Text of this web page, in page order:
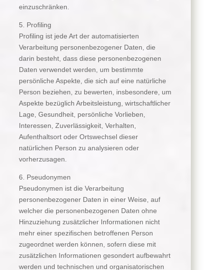
einzuschränken.
5. Profiling
Profiling ist jede Art der automatisierten
Verarbeitung personenbezogener Daten, die
darin besteht, dass diese personenbezogenen
Daten verwendet werden, um bestimmte
persönliche Aspekte, die sich auf eine natürliche
Person beziehen, zu bewerten, insbesondere, um
Aspekte bezüglich Arbeitsleistung, wirtschaftlicher
Lage, Gesundheit, persönliche Vorlieben,
Interessen, Zuverlässigkeit, Verhalten,
Aufenthaltsort oder Ortswechsel dieser
natürlichen Person zu analysieren oder
vorherzusagen.
6. Pseudonymen
Pseudonymen ist die Verarbeitung
personenbezogener Daten in einer Weise, auf
welcher die personenbezogenen Daten ohne
Hinzuziehung zusätzlicher Informationen nicht
mehr einer spezifischen betroffenen Person
zugeordnet werden können, sofern diese mit
zusätzlichen Informationen gesondert aufbewahrt
werden und technischen und organisatorischen